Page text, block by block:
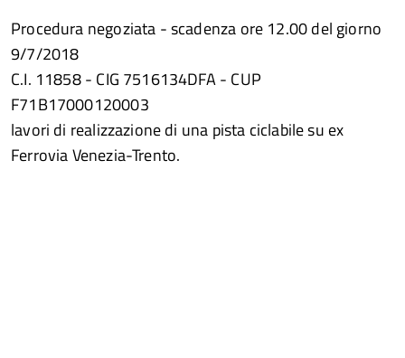
Twitter
su
Condividi
Procedura negoziata - scadenza ore 12.00 del giorno
9/7/2018
C.I. 11858 - CIG 7516134DFA - CUP
F71B17000120003
lavori di realizzazione di una pista ciclabile su ex
Ferrovia Venezia-Trento.